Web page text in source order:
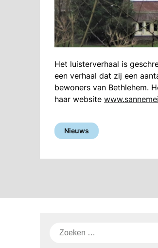
Het luisterverhaal is
een verhaal dat zij een
bewoners van Bethlehem.
haar website
Nieuws
Zoeken